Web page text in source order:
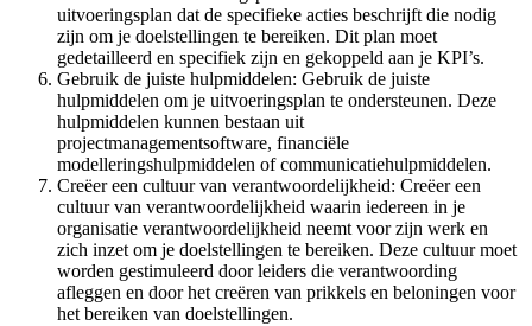
uitvoeringsplan dat de specifieke acties beschrijft die nodig
zijn om je doelstellingen te bereiken. Dit plan moet
gedetailleerd en specifiek zijn en gekoppeld aan je KPI’s.
Gebruik de juiste hulpmiddelen: Gebruik de juiste
hulpmiddelen om je uitvoeringsplan te ondersteunen. Deze
hulpmiddelen kunnen bestaan uit
projectmanagementsoftware, financiële
modelleringshulpmiddelen of communicatiehulpmiddelen.
Creëer een cultuur van verantwoordelijkheid: Creëer een
cultuur van verantwoordelijkheid waarin iedereen in je
organisatie verantwoordelijkheid neemt voor zijn werk en
zich inzet om je doelstellingen te bereiken. Deze cultuur moet
worden gestimuleerd door leiders die verantwoording
afleggen en door het creëren van prikkels en beloningen voor
het bereiken van doelstellingen.